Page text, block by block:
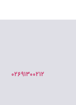
۰۲۶۹۱۳۰۰۲۱۲